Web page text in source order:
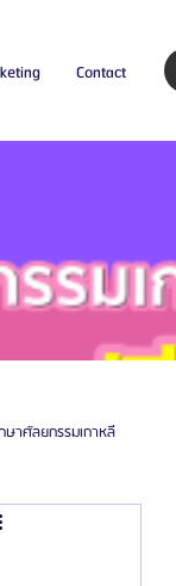
Contact
าศัลยกรรมเกาหลี
แพทย์ ประเทศเกาหลี